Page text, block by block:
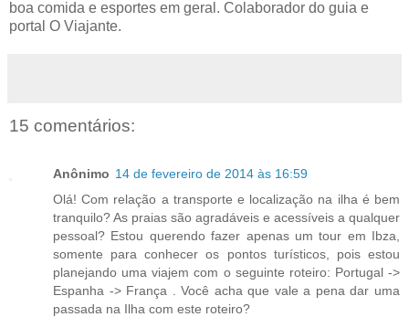
boa comida e esportes em geral. Colaborador do guia e
portal O Viajante.
15 comentários:
Anônimo 14 de fevereiro de 2014 às 16:59
Olá! Com relação a transporte e localização na ilha é bem
tranquilo? As praias são agradáveis e acessíveis a qualquer
pessoal? Estou querendo fazer apenas um tour em Ibza,
somente para conhecer os pontos turísticos, pois estou
planejando uma viajem com o seguinte roteiro: Portugal ->
Espanha -> França . Você acha que vale a pena dar uma
passada na Ilha com este roteiro?